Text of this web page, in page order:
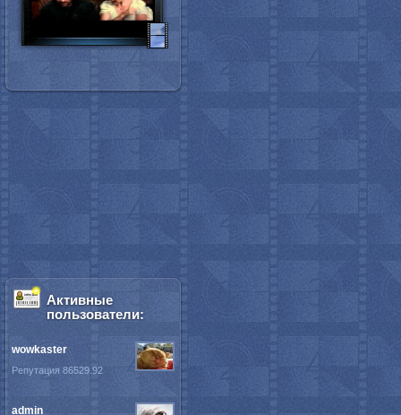
Активные
пользователи:
wowkaster
Репутация 86529.92
admin